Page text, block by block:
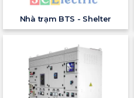
Nhà trạm BTS - Shelter